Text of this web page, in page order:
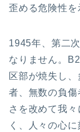
歪める危険性を
1945年、第二
なりません。
区部が焼失し
者、無数の負傷
さを改めて我
く、人々の心に